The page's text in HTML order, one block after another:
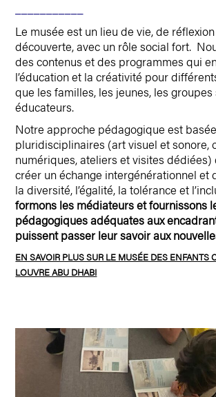
Le musée est un lieu de vie, de
découverte, avec un rôle social fort.
des contenus et des programmes qui
l’éducation et la créativité pour
que les familles, les jeunes, les
éducateurs.
Notre approche pédagogique est
pluridisciplinaires (art visuel et sonore,
numériques, ateliers et visites dédiées)
créer un échange intergénérationnel et
la diversité, l’égalité, la tolérance et
formons les médiateurs et fournissons
pédagogiques adéquates aux
puissent passer leur savoir aux
EN SAVOIR PLUS SUR LE MUSÉE DES ENFANTS
LOUVRE ABU DHABI